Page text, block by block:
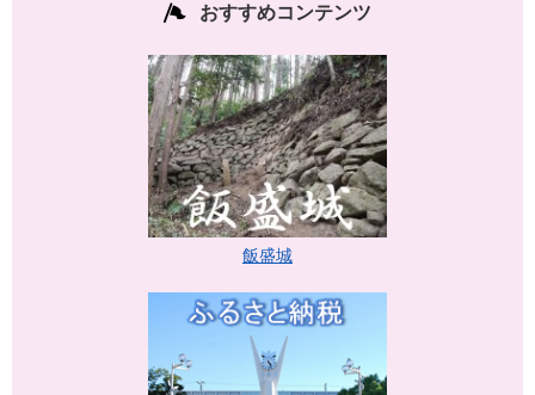
おすすめコンテンツ
飯盛城